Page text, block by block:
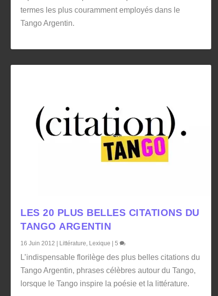
termes les plus couramment employés dans le
Tango Argentin.
LES 20 PLUS BELLES CITATIONS DU
TANGO ARGENTIN
16 Juin 2012 Littérature, Lexique |5
L’indispensable florilège des plus belles citations du
Tango Argentin, phrases célèbres autour du Tango,
lorsque le Tango inspire la poésie et la littérature.